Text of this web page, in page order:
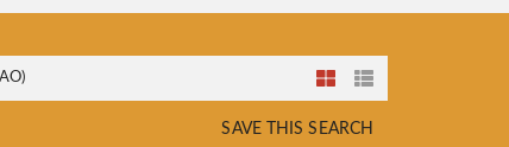
SAVE THIS SEARCH